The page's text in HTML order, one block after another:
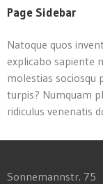
Page Sidebar
Natoque quos
explicabo sapiente
molestias sociosqu
turpis? Numquam
ridiculus venenatis
Sonnemannstr. 75